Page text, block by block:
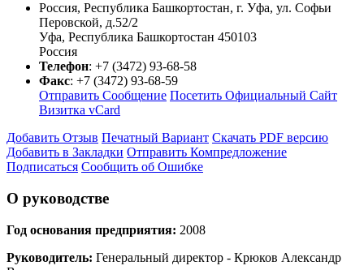
Россия, Республика Башкортостан, г. Уфа, ул. Софьи
Перовской, д.52/2
Уфа, Республика Башкортостан 450103
Россия
Телефон: +7 (3472) 93-68-58
Факс: +7 (3472) 93-68-59
Отправить Сообщение Посетить Официальный Сайт
Визитка vCard
Добавить Отзыв Печатный Вариант Скачать PDF версию
Добавить в Закладки Отправить Компредложение
Подписаться Сообщить об Ошибке
О руководстве
Год основания предприятия: 2008
Руководитель: Генеральный директор - Крюков Александр